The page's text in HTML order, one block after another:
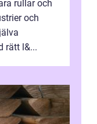
rullar och
och
rätt l&...